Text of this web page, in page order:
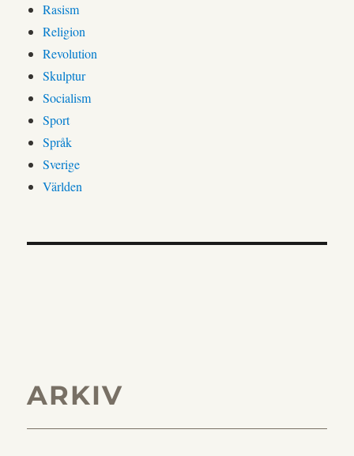
Rasism
Religion
Revolution
Skulptur
Socialism
Sport
Språk
Sverige
Världen
ARKIV